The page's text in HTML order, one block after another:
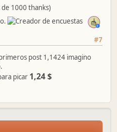
#7
post 1,1424 imagino
picar 1,24 $